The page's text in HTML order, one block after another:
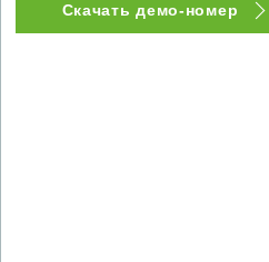
Скачать демо-номер